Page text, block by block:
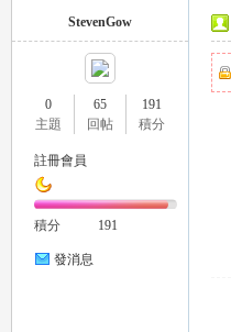
StevenGow
0
主題
65
回帖
191
積分
註冊會員
積分 191
發消息